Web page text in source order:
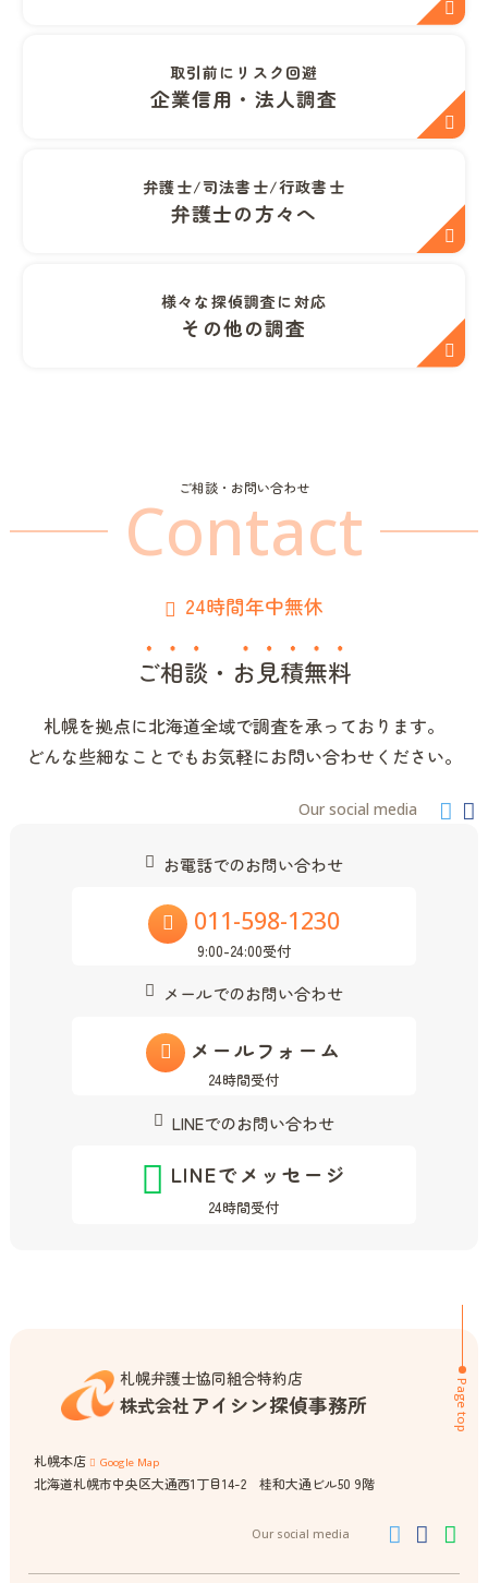
取引前にリスク回避
企業信用・法人調査
弁護士/司法書士/行政書士
弁護士の方々へ
様々な探偵調査に対応
その他の調査
ご相談・お問い合わせ
Contact
24時間年中無休
ご相談 ・ お見積無料
札幌を拠点に北海道全域で調査を承っております。
どんな些細なことでもお気軽にお問い合わせください。
Our social media
お電話でのお問い合わせ
011-598-1230
9:00-24:00受付
メールでのお問い合わせ
メールフォーム
24時間受付
LINEでのお問い合わせ
LINEでメッセージ
24時間受付
Page top
札幌弁護士協同組合特約店
株式会社アイシン探偵事務所
札幌本店 Google Map
北海道札幌市中央区大通西1丁目14-2 桂和大通ビル50 9階
Our social media